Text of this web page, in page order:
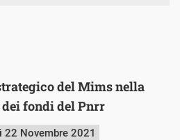
del Mims nella
dei fondi del Pnrr
22 Novembre 2021